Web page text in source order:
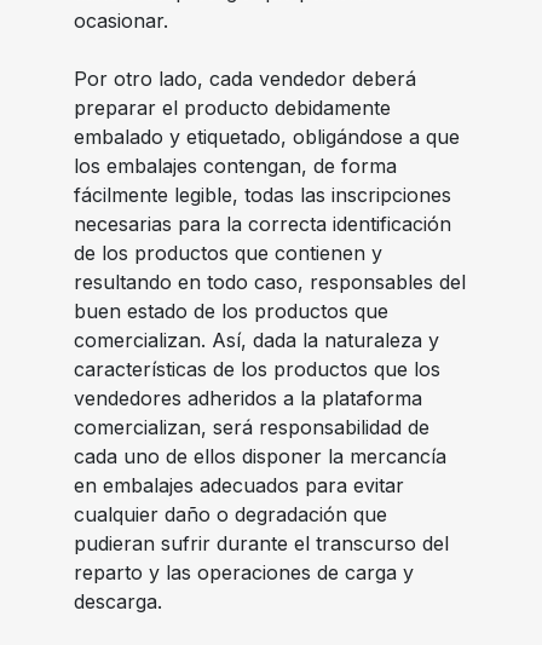
ocasionar.
Por otro lado, cada vendedor deberá
preparar el producto debidamente
embalado y etiquetado, obligándose a que
los embalajes contengan, de forma
fácilmente legible, todas las inscripciones
necesarias para la correcta identificación
de los productos que contienen y
resultando en todo caso, responsables del
buen estado de los productos que
comercializan. Así, dada la naturaleza y
características de los productos que los
vendedores adheridos a la plataforma
comercializan, será responsabilidad de
cada uno de ellos disponer la mercancía
en embalajes adecuados para evitar
cualquier daño o degradación que
pudieran sufrir durante el transcurso del
reparto y las operaciones de carga y
descarga.